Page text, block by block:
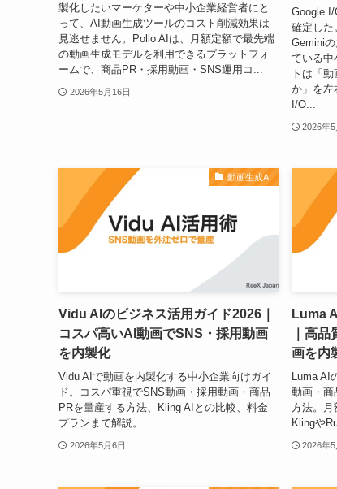
製化したいマーケターや中小企業経営者にと
って、AI動画生成ツールのコスト削減効果は
見逃せません。Pollo AIは、月額定額で最先端
の動画生成モデルを利用できるプラットフォ
ームで、商品PR・採用動画・SNS運用コ...
2026年5月16日
Google I/
確定した
Gemini
ている中
トは「
か」を左
I/O...
2026年5
動画生成AI
Vidu AIのビジネス活用ガイド2026｜
コスパ高いAI動画でSNS・採用動画
を内製化
Vidu AIで動画を内製化する中小企業向けガイ
ド。コスパ重視でSNS動画・採用動画・商品
PRを量産する方法、Kling AIとの比較、料金
プランまで解説。
2026年5月6日
Luma
｜高
画を内
Luma AI
動画・商
方法。月
Klingや
2026年5